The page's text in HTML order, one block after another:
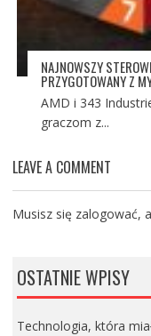
NAJNOWSZY
PRZYGOTOWANY Z
AMD i 343
graczom z...
LEAVE A COMMENT
Musisz się zalogować,
OSTATNIE WPISY
Technologia, która